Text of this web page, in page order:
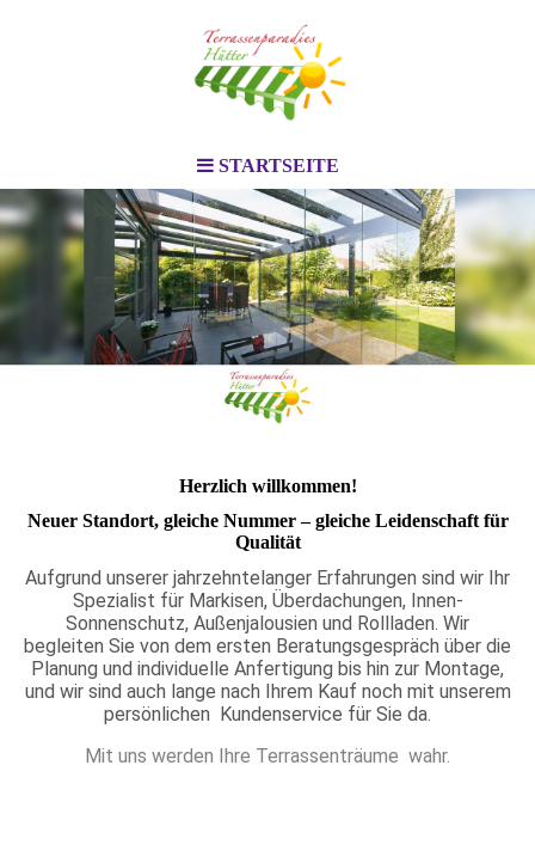
STARTSEITE
Herzlich willkommen!
Neuer Standort, gleiche Nummer – gleiche Leidenschaft für
Qualität
Aufgrund unserer jahrzehntelanger Erfahrungen sind wir Ihr
Spezialist für Markisen, Überdachungen, Innen-
Sonnenschutz, Außenjalousien und Rollladen. Wir
begleiten Sie von dem ersten Beratung­sgespräch über die
Planung und individuelle Anfertigung bis hin zur Montage,
und wir sind auch lange nach Ihrem Kauf noch mit unserem
persönlichen Kunden­service für Sie da.
Mit uns werden Ihre Terrassenträume wahr.